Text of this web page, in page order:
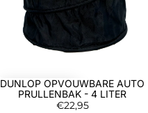
DUNLOP OPVOUWBARE AUTO
PRULLENBAK - 4 LITER
€22,95